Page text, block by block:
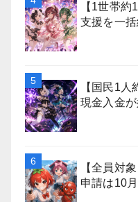
【1世帯
支援を一
【国民1
現金入金が
【全員対
申請は10